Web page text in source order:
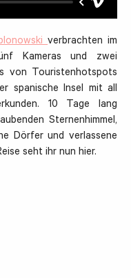
verbrachten im
Kameras und zwei
von Touristenhotspots
spanische Insel mit all
10 Tage lang
Sternenhimmel,
Dörfer und verlassene
seht ihr nun hier.